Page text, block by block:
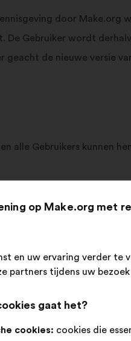
door
De Gebruiker wordt
de nieuwe versie
alle Gebruikers kunnen
de site, maar alleen
het daartoe
worden niet gevalideerd.
worden specifiek
dat alle in het
in hun Persoonlijke
op Make.org met
en uw ervaring verder te
partners tijdens uw
gaat het?
cookies: cookies die